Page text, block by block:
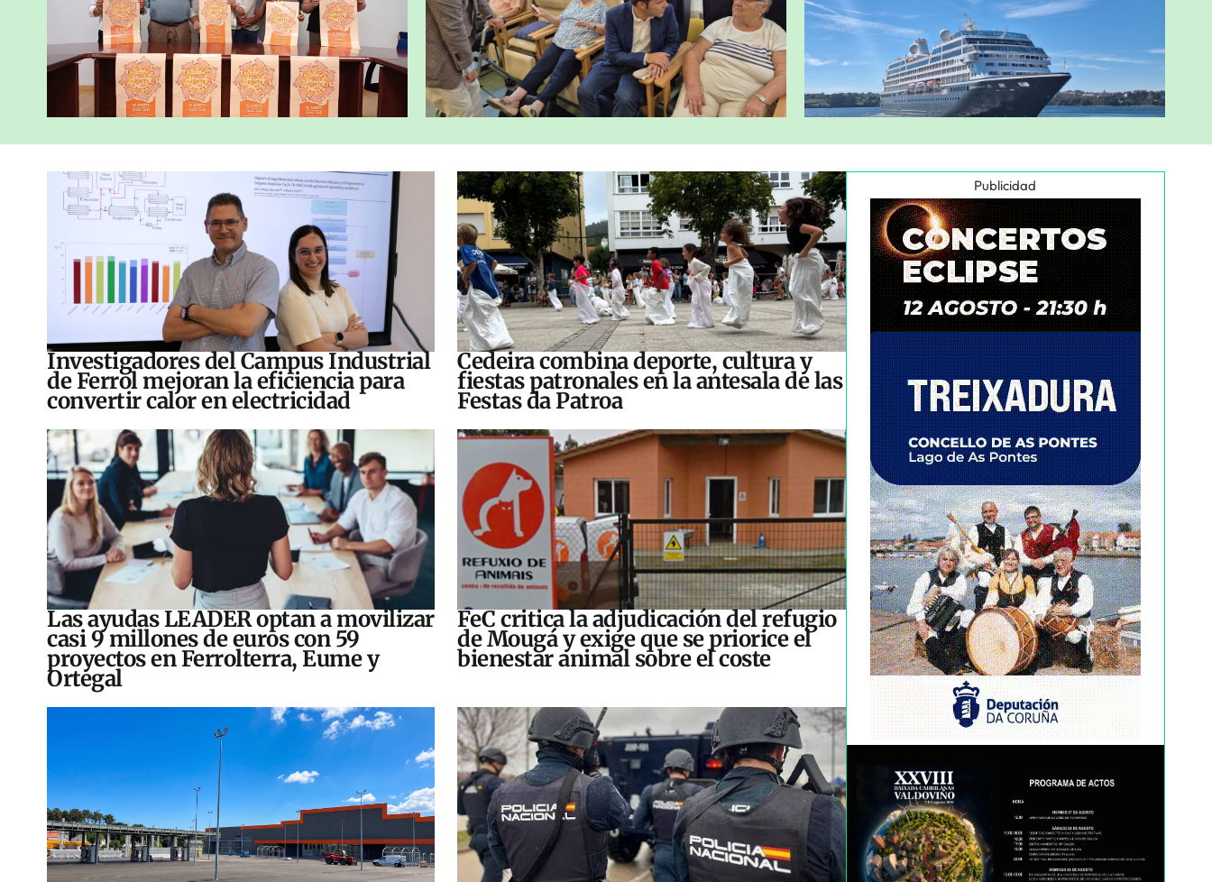
Investigadores del Campus Industrial
de Ferrol mejoran la eficiencia para
convertir calor en electricidad
Cedeira combina deporte, cultura y
fiestas patronales en la antesala de las
Festas da Patroa
Las ayudas LEADER optan a movilizar
casi 9 millones de euros con 59
proyectos en Ferrolterra, Eume y
Ortegal
FeC critica la adjudicación del refugio
de Mougá y exige que se priorice el
bienestar animal sobre el coste
Publicidad